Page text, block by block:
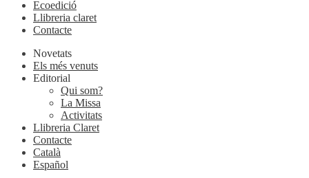
Ecoedició
Llibreria claret
Contacte
Novetats
Els més venuts
Editorial
Qui som?
La Missa
Activitats
Llibreria Claret
Contacte
Català
Español